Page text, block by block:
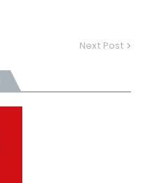
Next Post